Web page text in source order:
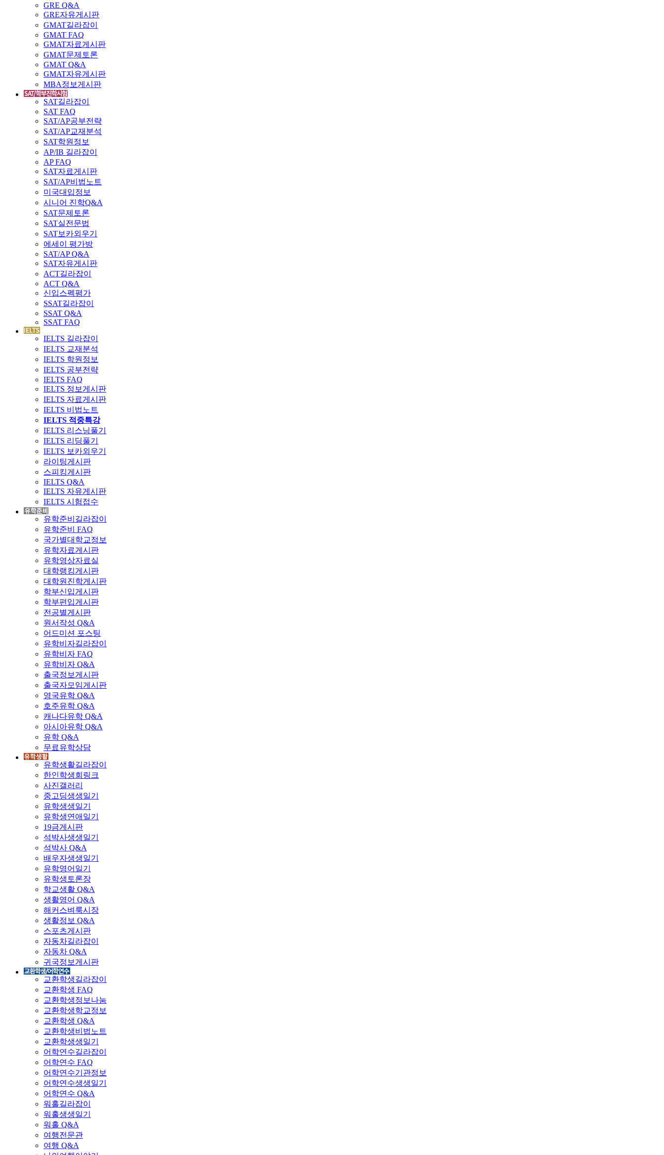
GRE Q&A
GRE자유게시판
GMAT길라잡이
GMAT FAQ
GMAT자료게시판
GMAT문제토론
GMAT Q&A
GMAT자유게시판
MBA정보게시판
SAT길라잡이
SAT FAQ
SAT/AP공부전략
SAT/AP교재분석
SAT학원정보
AP/IB 길라잡이
AP FAQ
SAT자료게시판
SAT/AP비법노트
미국대입정보
시니어 진학Q&A
SAT문제토론
SAT실전문법
SAT보카외우기
에세이 평가방
SAT/AP Q&A
SAT자유게시판
ACT길라잡이
ACT Q&A
신입스펙평가
SSAT길라잡이
SSAT Q&A
SSAT FAQ
IELTS 길라잡이
IELTS 교재분석
IELTS 학원정보
IELTS 공부전략
IELTS FAQ
IELTS 정보게시판
IELTS 자료게시판
IELTS 비법노트
IELTS 적중특강
IELTS 리스닝풀기
IELTS 리딩풀기
IELTS 보카외우기
라이팅게시판
스피킹게시판
IELTS Q&A
IELTS 자유게시판
IELTS 시험접수
유학준비길라잡이
유학준비 FAQ
국가별대학교정보
유학자료게시판
유학영상자료실
대학랭킹게시판
대학원진학게시판
학부신입게시판
학부편입게시판
전공별게시판
원서작성 Q&A
어드미션 포스팅
유학비자길라잡이
유학비자 FAQ
유학비자 Q&A
출국정보게시판
출국자모임게시판
영국유학 Q&A
호주유학 Q&A
캐나다유학 Q&A
아시아유학 Q&A
유학 Q&A
무료유학상담
유학생활길라잡이
한인학생회링크
사진갤러리
중고딩생생일기
유학생생일기
유학생연애일기
19금게시판
석박사생생일기
석박사 Q&A
배우자생생일기
유학영어일기
유학생토론장
학교생활 Q&A
생활영어 Q&A
해커스벼룩시장
생활정보 Q&A
스포츠게시판
자동차길라잡이
자동차 Q&A
귀국정보게시판
교환학생길라잡이
교환학생 FAQ
교환학생정보나눔
교환학생학교정보
교환학생 Q&A
교환학생비법노트
교환학생생일기
어학연수길라잡이
어학연수 FAQ
어학연수기관정보
어학연수생생일기
어학연수 Q&A
워홀길라잡이
워홀생생일기
워홀 Q&A
여행전문관
여행 Q&A